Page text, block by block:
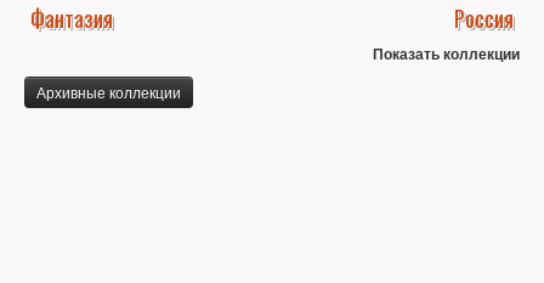
Фантазия Россия
Показать коллекции
Архивные коллекции